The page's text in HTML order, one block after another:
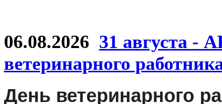
06.08.2026 31 августа -
ветеринарного
День ветеринарного